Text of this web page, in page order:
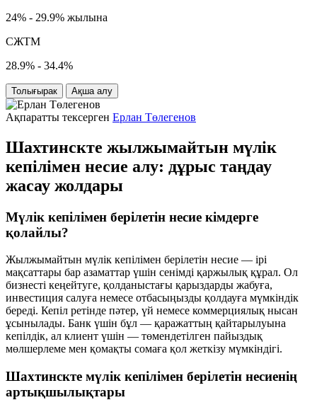
24% - 29.9% жылына
СЖТМ
28.9% - 34.4%
Толығырак Ақша алу
Ақпаратты тексерген Ерлан Төлегенов
Шахтинскте жылжымайтын мүлік
кепілімен несие алу: дұрыс таңдау
жасау жолдары
Мүлік кепілімен берілетін несие кімдерге
қолайлы?
Жылжымайтын мүлік кепілімен берілетін несие — ірі
мақсаттары бар азаматтар үшін сенімді қаржылық құрал. Ол
бизнесті кеңейтуге, қолданыстағы қарыздарды жабуға,
инвестиция салуға немесе отбасыңызды қолдауға мүмкіндік
береді. Кепіл ретінде пәтер, үй немесе коммерциялық нысан
ұсынылады. Банк үшін бұл — қаражаттың қайтарылуына
кепілдік, ал клиент үшін — төмендетілген пайыздық
мөлшерлеме мен қомақты сомаға қол жеткізу мүмкіндігі.
Шахтинскте мүлік кепілімен берілетін несиенің
артықшылықтары